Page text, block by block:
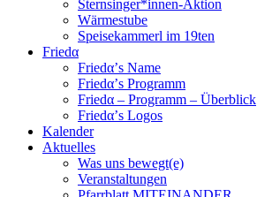
Sternsinger*innen-Aktion
Wärmestube
Speisekammerl im 19ten
Friedα
Friedα’s Name
Friedα’s Programm
Friedα – Programm – Überblick
Friedα’s Logos
Kalender
Aktuelles
Was uns bewegt(e)
Veranstaltungen